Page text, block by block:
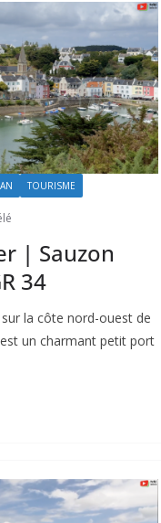
TOURISME
| Sauzon
34
la côte nord-ouest de
un charmant petit port